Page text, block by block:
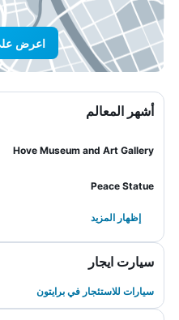
اعرض
أشهر المعالم
Hove Museum and Art Gallery
Peace Statue
إظهار المزيد
سيارت ايجار
سيارات للاستئجار في برايتون